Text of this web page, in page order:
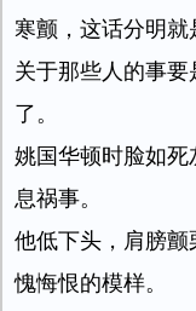
寒颤，这话分明就
关于那些人的事
了。
姚国华顿时脸如
息祸事。
他低下头，肩膀
愧悔恨的模样。